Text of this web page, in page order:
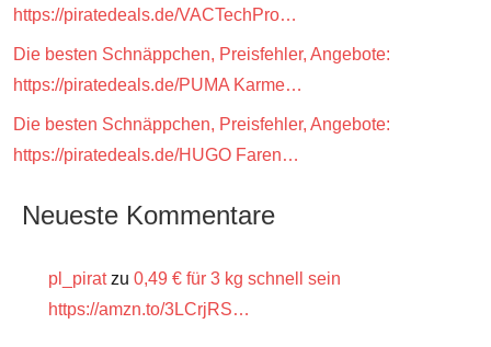
https://piratedeals.de/VACTechPro…
Die besten Schnäppchen, Preisfehler, Angebote:
https://piratedeals.de/PUMA Karme…
Die besten Schnäppchen, Preisfehler, Angebote:
https://piratedeals.de/HUGO Faren…
Neueste Kommentare
pl_piratzu 0,49 € für 3 kg schnell sein
https://amzn.to/3LCrjRS…